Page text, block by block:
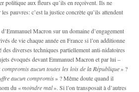
politique aux fleurs qu’ils en reçoivent. Ils ne
pauvres: c’est la justice concrète qu’ils attendent
Macron sur un domaine d’engagement
de vie chaque année en France si l’on additionne
diverses techniques partiellement anti-nidatoires
évoqués devant Emmanuel Macron et par lui –
aucun toutes les lois de la République» ?
aucun compromis» ? Même doute quand il
du «moindre mal». Si l’on transposait à d’autres